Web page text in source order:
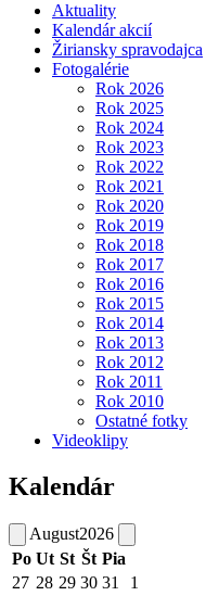
Aktuality
Kalendár akcií
Žiriansky spravodajca
Fotogalérie
Rok 2026
Rok 2025
Rok 2024
Rok 2023
Rok 2022
Rok 2021
Rok 2020
Rok 2019
Rok 2018
Rok 2017
Rok 2016
Rok 2015
Rok 2014
Rok 2013
Rok 2012
Rok 2011
Rok 2010
Ostatné fotky
Videoklipy
Kalendár
August2026
Po Ut St Št Pia
27 28 29 30 31 1